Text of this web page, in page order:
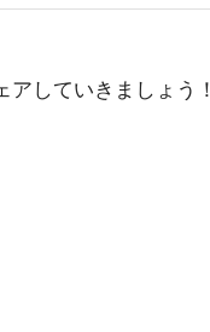
していきましょう！